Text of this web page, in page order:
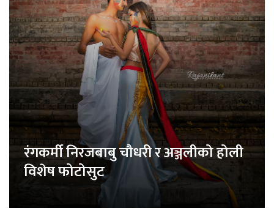
रंगकर्मी निरजबाबु चौधरी र अञ्जलीको होली
विशेष फोटोसुट